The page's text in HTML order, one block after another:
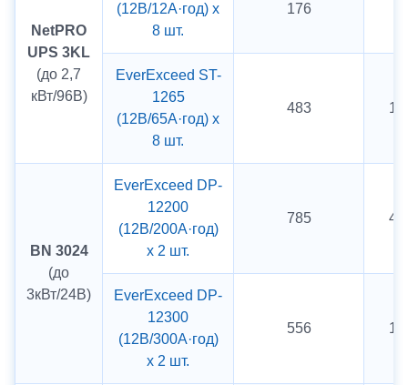
NetPRO
UPS 3KL
(до 2,7
кВт/96В)
(12В/12А·год) х
8 шт.
176
EverExceed ST-
1265
(12В/65А·год) х
8 шт.
483 12
BN 3024
(до
3кВт/24В)
EverExceed DP-
12200
(12В/200А·год)
х 2 шт.
785 4
EverExceed DP-
12300
(12В/300А·год)
х 2 шт.
556 10